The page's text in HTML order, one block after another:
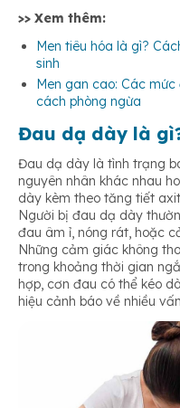
>> Xem thêm:
Men tiêu hóa là gì?
sinh
Men gan cao: Các
cách phòng ngừa
Đau dạ dày là
Đau dạ dày là tình trạng
nguyên nhân khác nhau
dày kèm theo tăng tiết
Người bị đau dạ dày
đau âm ỉ, nóng rát, hoặc
Những cảm giác không
trong khoảng thời gian
hợp, cơn đau có thể kéo
hiệu cảnh báo về nhiều